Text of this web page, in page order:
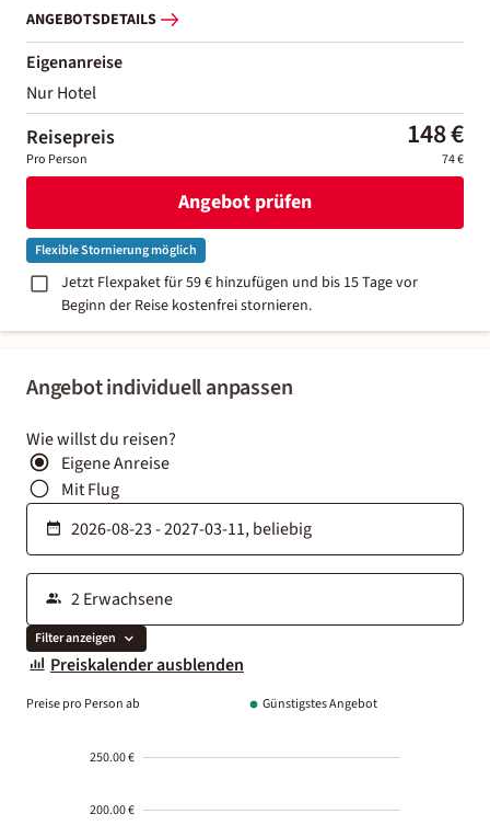
Angebot individuell anpassen
Wie willst du reisen?
Eigene Anreise
Mit Flug
Filter anzeigen
Preiskalender ausblenden
Preise pro Person ab Günstigstes Angebot
250.00 €
200.00 €
ANGEBOTSDETAILS
Eigenanreise
Nur Hotel
Reisepreis 148 €
Pro Person 74 €
Angebot prüfen
Flexible Stornierung möglich
Jetzt Flexpaket für 59 € hinzufügen und bis 15 Tage vor
Beginn der Reise kostenfrei stornieren.